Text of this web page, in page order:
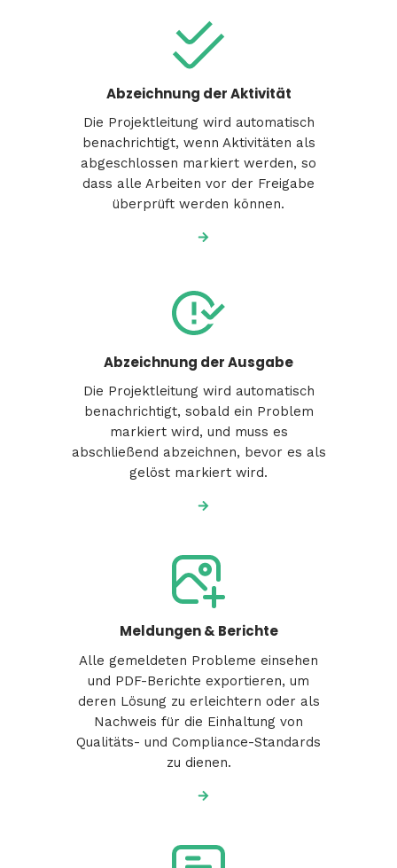
Abzeichnung der Aktivität
Die Projektleitung wird automatisch
benachrichtigt, wenn Aktivitäten als
abgeschlossen markiert werden, so
dass alle Arbeiten vor der Freigabe
überprüft werden können.
Abzeichnung der Ausgabe
Die Projektleitung wird automatisch
benachrichtigt, sobald ein Problem
markiert wird, und muss es
abschließend abzeichnen, bevor es als
gelöst markiert wird.
Meldungen & Berichte
Alle gemeldeten Probleme einsehen
und PDF-Berichte exportieren, um
deren Lösung zu erleichtern oder als
Nachweis für die Einhaltung von
Qualitäts- und Compliance-Standards
zu dienen.